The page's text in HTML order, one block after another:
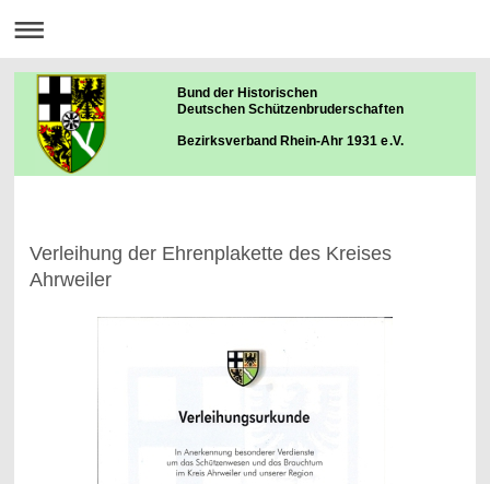
Bund der Historischen
Deutschen Schützenbruderschaften
Bezirksverband Rhein-Ahr 1931 e.V.
Verleihung der Ehrenplakette des Kreises
Ahrweiler